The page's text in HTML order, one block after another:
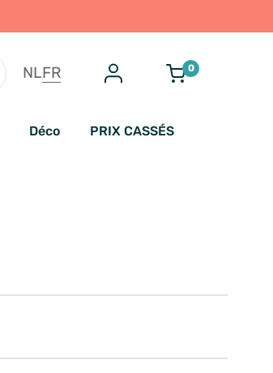
NLFR 0
Déco PRIX CASSÉS